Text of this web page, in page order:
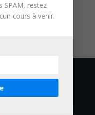
SPAM, restez
cours à venir.